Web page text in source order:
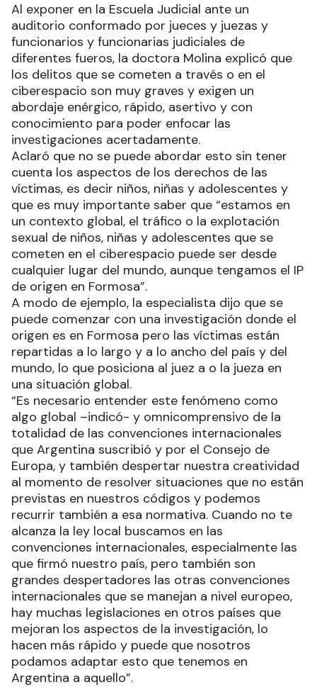
Al exponer en la Escuela Judicial ante un
auditorio conformado por jueces y juezas y
funcionarios y funcionarias judiciales de
diferentes fueros, la doctora Molina explicó que
los delitos que se cometen a través o en el
ciberespacio son muy graves y exigen un
abordaje enérgico, rápido, asertivo y con
conocimiento para poder enfocar las
investigaciones acertadamente.
Aclaró que no se puede abordar esto sin tener
cuenta los aspectos de los derechos de las
víctimas, es decir niños, niñas y adolescentes y
que es muy importante saber que “estamos en
un contexto global, el tráfico o la explotación
sexual de niños, niñas y adolescentes que se
cometen en el ciberespacio puede ser desde
cualquier lugar del mundo, aunque tengamos el IP
de origen en Formosa”.
A modo de ejemplo, la especialista dijo que se
puede comenzar con una investigación donde el
origen es en Formosa pero las víctimas están
repartidas a lo largo y a lo ancho del país y del
mundo, lo que posiciona al juez a o la jueza en
una situación global.
“Es necesario entender este fenómeno como
algo global –indicó- y omnicomprensivo de la
totalidad de las convenciones internacionales
que Argentina suscribió y por el Consejo de
Europa, y también despertar nuestra creatividad
al momento de resolver situaciones que no están
previstas en nuestros códigos y podemos
recurrir también a esa normativa. Cuando no te
alcanza la ley local buscamos en las
convenciones internacionales, especialmente las
que firmó nuestro país, pero también son
grandes despertadores las otras convenciones
internacionales que se manejan a nivel europeo,
hay muchas legislaciones en otros países que
mejoran los aspectos de la investigación, lo
hacen más rápido y puede que nosotros
podamos adaptar esto que tenemos en
Argentina a aquello”.